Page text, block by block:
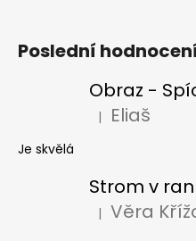
Poslední
Obraz -
Hodnocení
| Eliaš
Je skvělá
Strom v
Hodnocení
| Věra